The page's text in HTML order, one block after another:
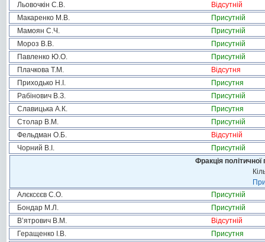
Льовочкін С.В.
Відсутній
Макаренко М.В.
Присутній
Мамоян С.Ч.
Присутній
Мороз В.В.
Присутній
Павленко Ю.О.
Присутній
Плачкова Т.М.
Відсутня
Приходько Н.І.
Присутня
Рабінович В.З.
Присутній
Славицька А.К.
Присутня
Столар В.М.
Присутній
Фельдман О.Б.
Відсутній
Чорний В.І.
Присутній
Фракція
Алєксєєв С.О.
Присутній
Бондар М.Л.
Присутній
В’ятрович В.М.
Відсутній
Геращенко І.В.
Присутня